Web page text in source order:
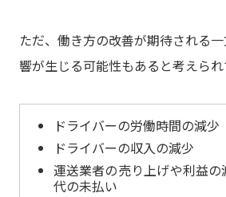
ただ、働き方の改善が期待される
響が生じる可能性もあると考えられ
ドライバーの労働時間の減少
ドライバーの収入の減少
運送業者の売り上げや利益
代の未払い